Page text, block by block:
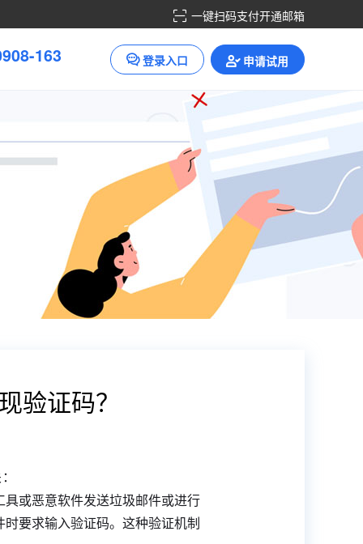
一键扫码支付开通邮箱
908-163 登录入口 申请试用
验证码？
或恶意软件发送垃圾邮件或进行
要求输入验证码。这种验证机制